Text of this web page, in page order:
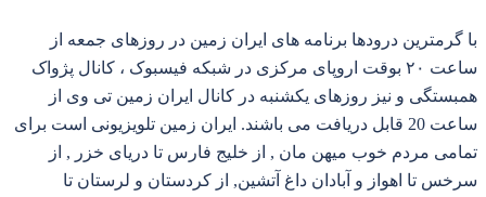
با گرمترین درودها برنامه های ایران زمین در روزهای جمعه از
ساعت ۲۰ بوقت اروپای مرکزی در شبکه فیسبوک ، کانال پژواک
همبستگی و نیز روزهای یکشنبه در کانال ایران زمین تی وی از
ساعت 20 قابل دریافت می باشند. ایران زمین تلویزیونی است برای
تمامی مردم خوب میهن مان , از خلیج فارس تا دریای خزر , از
سرخس تا اهواز و آبادان داغ آتشین, از کردستان و لرستان تا